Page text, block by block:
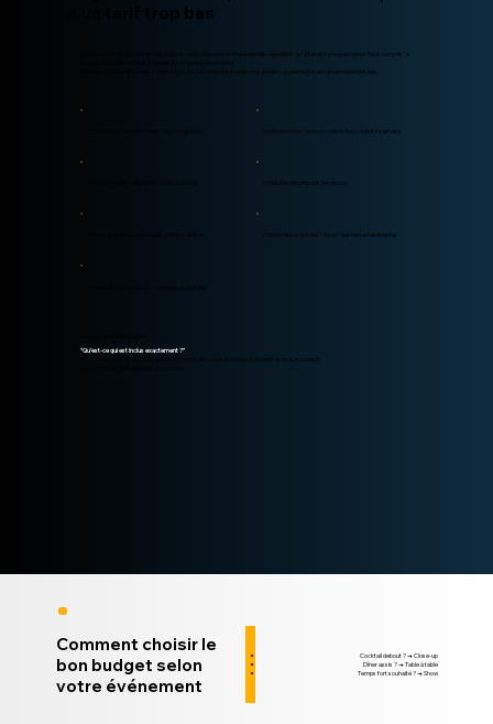
d’un tarif trop bas
On trouve parfois des offres très basses, mais plusieurs professionnels rappellent qu’attendre une prestation “tout compris” à
des prix dérisoires conduit souvent à une qualité décevante.
L’idée n’est pas de dire “cher = bien”, mais de comprendre ce que vous perdez quand le prix est anormalement bas.
5) Absence de cadre pro (devis flou, statut incertain)
6) Matériel insuffisant (en show)
7) Expérience globale “cheap” qui casse l’ambiance
“Qu’est-ce qui est inclus exactement ?”
Un prix bas peut être acceptable si le format est court et simple. Il devient un risque quand il
Comment choisir le
bon budget selon
votre événement
Cocktail debout ? → Close-up
Dîner assis ? → Table à table
Temps fort souhaité ? → Show